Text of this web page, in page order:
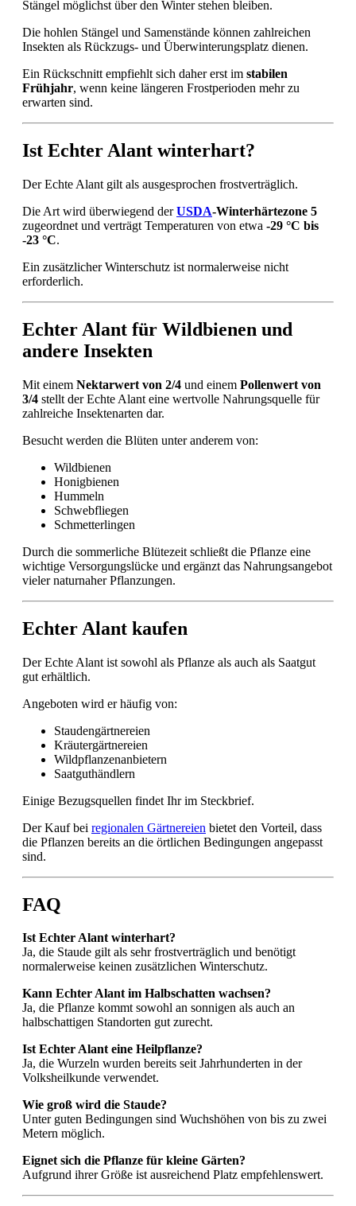
Stängel möglichst über den Winter stehen bleiben.
Die hohlen Stängel und Samenstände können zahlreichen
Insekten als Rückzugs- und Überwinterungsplatz dienen.
Ein Rückschnitt empfiehlt sich daher erst im stabilen
Frühjahr, wenn keine längeren Frostperioden mehr zu
erwarten sind.
Ist Echter Alant winterhart?
Der Echte Alant gilt als ausgesprochen frostverträglich.
Die Art wird überwiegend derUSDA-Winterhärtezone 5
zugeordnet und verträgt Temperaturen von etwa -29 °C bis
-23 °C.
Ein zusätzlicher Winterschutz ist normalerweise nicht
erforderlich.
Echter Alant für Wildbienen und
andere Insekten
Mit einem Nektarwert von 2/4 und einem Pollenwert von
3/4 stellt der Echte Alant eine wertvolle Nahrungsquelle für
zahlreiche Insektenarten dar.
Besucht werden die Blüten unter anderem von:
Wildbienen
Honigbienen
Hummeln
Schwebfliegen
Schmetterlingen
Durch die sommerliche Blütezeit schließt die Pflanze eine
wichtige Versorgungslücke und ergänzt das Nahrungsangebot
vieler naturnaher Pflanzungen.
Echter Alant kaufen
Der Echte Alant ist sowohl als Pflanze als auch als Saatgut
gut erhältlich.
Angeboten wird er häufig von:
Staudengärtnereien
Kräutergärtnereien
Wildpflanzenanbietern
Saatguthändlern
Einige Bezugsquellen findet Ihr im Steckbrief.
Der Kauf bei regionalen Gärtnereien bietet den Vorteil, dass
die Pflanzen bereits an die örtlichen Bedingungen angepasst
sind.
FAQ
Ist Echter Alant winterhart?
Ja, die Staude gilt als sehr frostverträglich und benötigt
normalerweise keinen zusätzlichen Winterschutz.
Kann Echter Alant im Halbschatten wachsen?
Ja, die Pflanze kommt sowohl an sonnigen als auch an
halbschattigen Standorten gut zurecht.
Ist Echter Alant eine Heilpflanze?
Ja, die Wurzeln wurden bereits seit Jahrhunderten in der
Volksheilkunde verwendet.
Wie groß wird die Staude?
Unter guten Bedingungen sind Wuchshöhen von bis zu zwei
Metern möglich.
Eignet sich die Pflanze für kleine Gärten?
Aufgrund ihrer Größe ist ausreichend Platz empfehlenswert.